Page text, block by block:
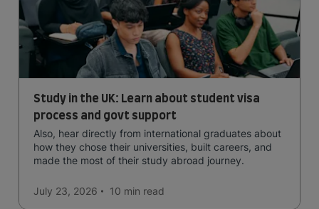
Study in the UK: Learn about student visa
process and govt support
Also, hear directly from international graduates about
how they chose their universities, built careers, and
made the most of their study abroad journey.
July 23, 2026 10 min read